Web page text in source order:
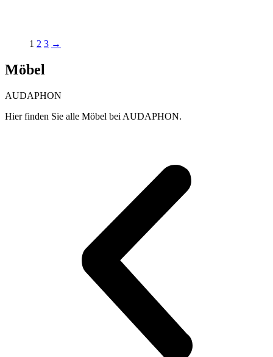
1 2 3 →
Möbel
AUDAPHON
Hier finden Sie alle Möbel bei AUDAPHON.